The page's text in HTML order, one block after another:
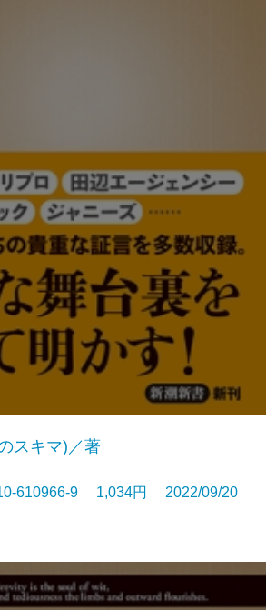
スキマ)／著
610966-9 1,034円 2022/09/20